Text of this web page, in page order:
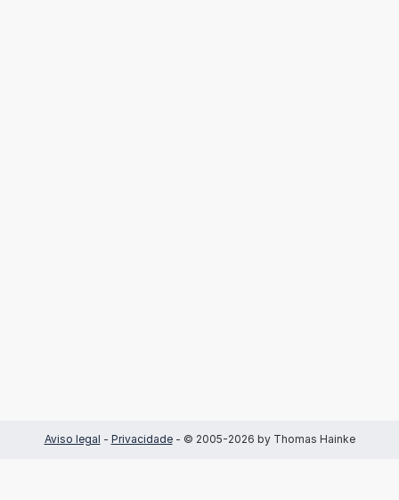
Aviso legal - Privacidade- © 2005-2026 by Thomas Hainke